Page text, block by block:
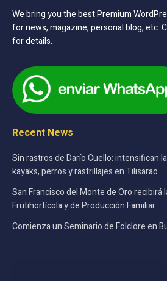
We bring you the best Premium
for news, magazine, personal blog, etc.
for details.
Recent News
Sin rastros de Darío Cuello: intensifican
kayaks, perros y rastrillajes en Tilisarao
San Francisco del Monte de Oro recibirá
Frutihortícola y de Producción Familiar
Comienza un Seminario de Folclore en